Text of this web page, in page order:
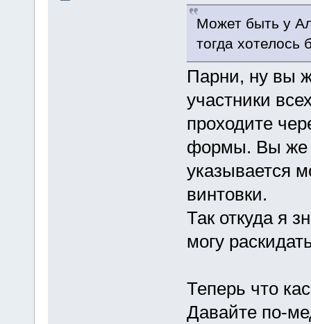
Может быть у
тогда хотелось
Парни, ну вы
участники
проходите
формы. Вы же
указывается
винтовки.
Так откуда я
могу
Теперь что
Давайте по-